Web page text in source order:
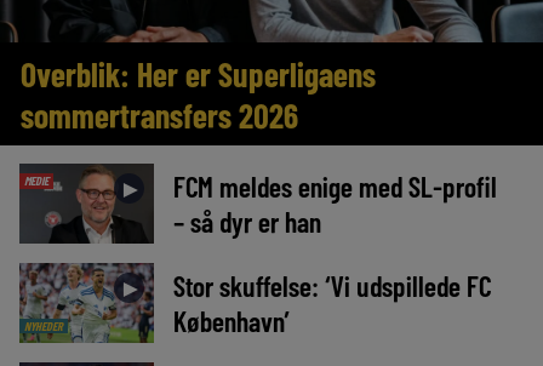
Overblik: Her er Superligaens
sommertransfers 2026
MEDIE ►
FCM meldes enige med SL-profil
– så dyr er han
NYHEDER
►
Stor skuffelse: ‘Vi udspillede FC
København’